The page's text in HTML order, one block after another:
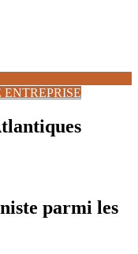
parmi les